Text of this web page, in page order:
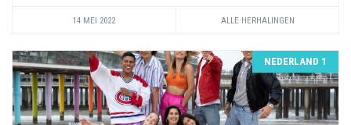
14 MEI 2022 ALLE HERHALINGEN
NEDERLAND 1